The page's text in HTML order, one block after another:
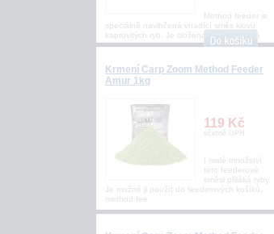
Method feeder je
speciálně navlhčená vnadící směs klovu
kaprovitých ryb. Je složena zširokého spe
Krmení Carp Zoom Method Feeder
Amur 1kg
119 Kč
včetně DPH
I malé množství
této feederové
směsi přiláká ryby.
Je možné ji použít do feederových košíků,
method fee